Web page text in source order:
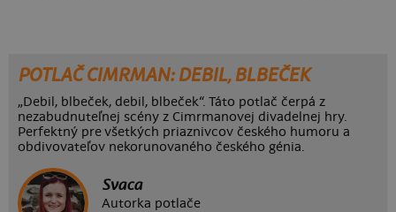
POTLAČ CIMRMAN: DEBIL, BLBEČEK
„Debil, blbeček, debil, blbeček“. Táto potlač čerpá z
nezabudnuteľnej scény z Cimrmanovej divadelnej hry.
Perfektný pre všetkých priaznivcov českého humoru a
obdivovateľov nekorunovaného českého génia.
Svaca
Autorka potlače